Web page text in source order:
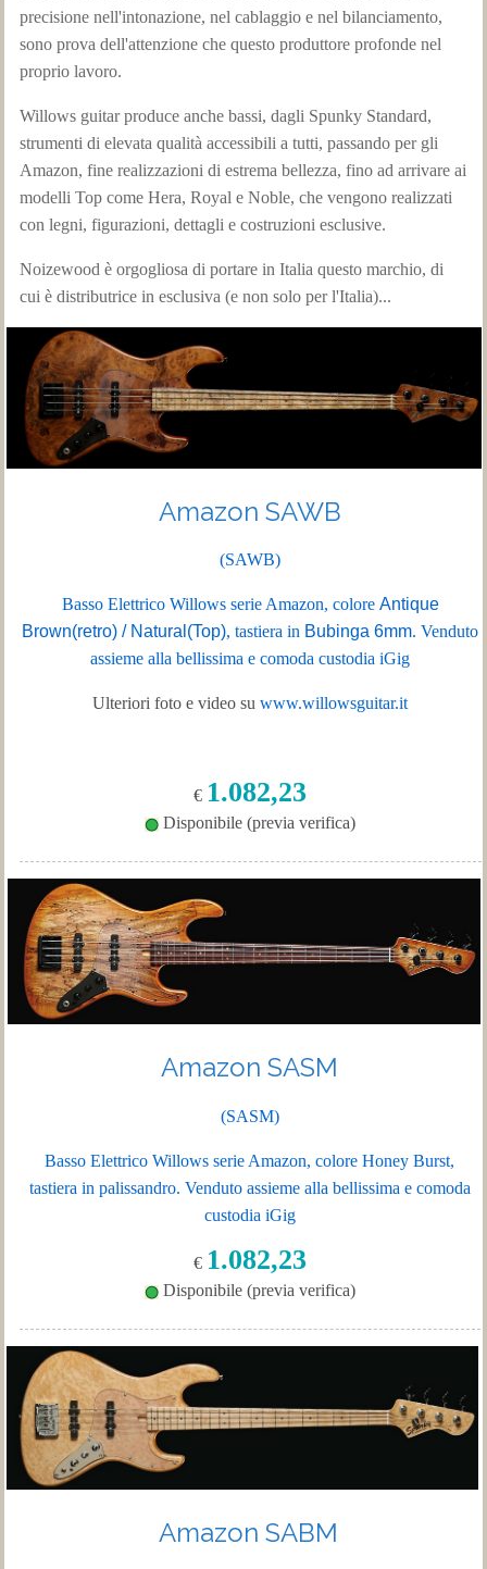
precisione nell'intonazione, nel cablaggio e nel bilanciamento,
sono prova dell'attenzione che questo produttore profonde nel
proprio lavoro.
Willows guitar produce anche bassi, dagli Spunky Standard,
strumenti di elevata qualità accessibili a tutti, passando per gli
Amazon, fine realizzazioni di estrema bellezza, fino ad arrivare ai
modelli Top come Hera, Royal e Noble, che vengono realizzati
con legni, figurazioni, dettagli e costruzioni esclusive.
Noizewood è orgogliosa di portare in Italia questo marchio, di
cui è distributrice in esclusiva (e non solo per l'Italia)...
Amazon SAWB
(SAWB)
Basso Elettrico Willows serie Amazon, colore Antique
Brown(retro) / Natural(Top), tastiera in Bubinga 6mm.Venduto
assieme alla bellissima ecomoda custodia iGig
Ulteriori foto e video suwww.willowsguitar.it
€ 1.082,23
Disponibile (previa verifica)
Amazon SASM
(SASM)
Basso Elettrico Willows serie Amazon, colore Honey Burst,
tastiera in palissandro. Venduto assieme alla bellissima e comoda
custodia iGig
€ 1.082,23
Disponibile (previa verifica)
Amazon SABM